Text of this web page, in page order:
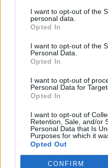
I want to opt-out of the
personal data.
Opted In
I want to opt-out of the
Personal Data.
Opted In
I want to opt-out of
Personal Data for
Opted In
I want to opt-out of
Retention, Sale, and/or
Personal Data that Is
Purposes for which it
Opted Out
CONFIRM
Afficher la carte